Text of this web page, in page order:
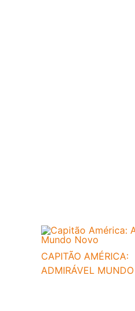
CAPITÃO AMÉRICA:
ADMIRÁVEL